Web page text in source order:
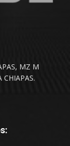
MZ M
CHIAPAS.